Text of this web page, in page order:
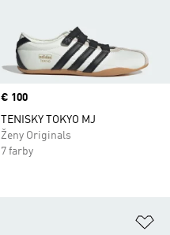
Price
€ 100
TENISKY TOKYO MJ
Ženy Originals
7 farby